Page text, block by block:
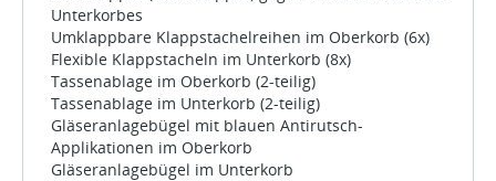
Unterkorbes
Umklappbare Klappstachelreihen im Oberkorb (6x)
Flexible Klappstacheln im Unterkorb (8x)
Tassenablage im Oberkorb (2-teilig)
Tassenablage im Unterkorb (2-teilig)
Gläseranlagebügel mit blauen Antirutsch-
Applikationen im Oberkorb
Gläseranlagebügel im Unterkorb